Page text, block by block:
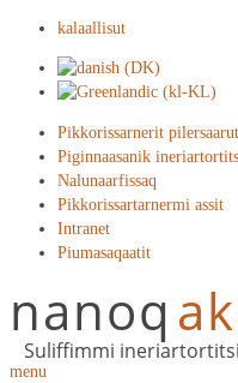
kalaallisut
Pikkorissarnerit
Piginnaasanik
Nalunaarfissaq
Pikkorissartarnermi assit
Intranet
Piumasaqaatit
nanoq
Suliffimmi
menu